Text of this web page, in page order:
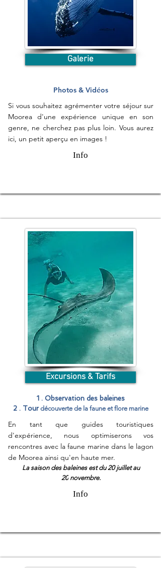
Galerie
Photos & Vidéos
Si vous souhaitez agrémenter votre séjour sur
Moorea d'une expérience unique en son
genre, ne cherchez pas plus loin. Vous aurez
ici, un petit aperçu en images !
Info
Excursions & Tarifs
1 . Observation des baleines
2 . Tourdécouverte de la faune et flore marine
En tant que guides touristiques
d'expérience, nous optimiserons vos
rencontres avec la faune marine dans le lagon
de Moorea ainsi qu'en haute mer.
La saison des baleines est du 20 juillet au
20novembre.
Info